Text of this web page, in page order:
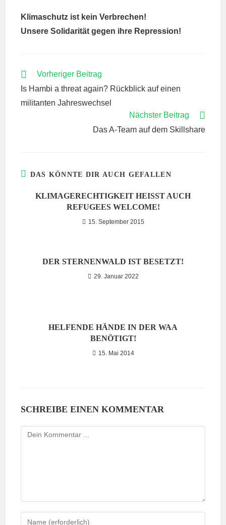
Klimaschutz ist kein Verbrechen!
Unsere Solidarität gegen ihre Repression!
WEITERE
ANSEHEN
Vorheriger Beitrag
Is Hambi a threat again? Rückblick auf einen
militanten Jahreswechsel
Nächster Beitrag
Das A-Team auf dem Skillshare
DAS KÖNNTE DIR AUCH GEFALLEN
KLIMAGERECHTIGKEIT HEISST AUCH R
EFUGEES WELCOME!
15. September 2015
DER STERNENWALD IST BESETZT!
29. Januar 2022
HELFENDE HÄNDE IN DER WAA
BENÖTIGT!
15. Mai 2014
SCHREIBE EINEN KOMMENTAR
Kommentieren